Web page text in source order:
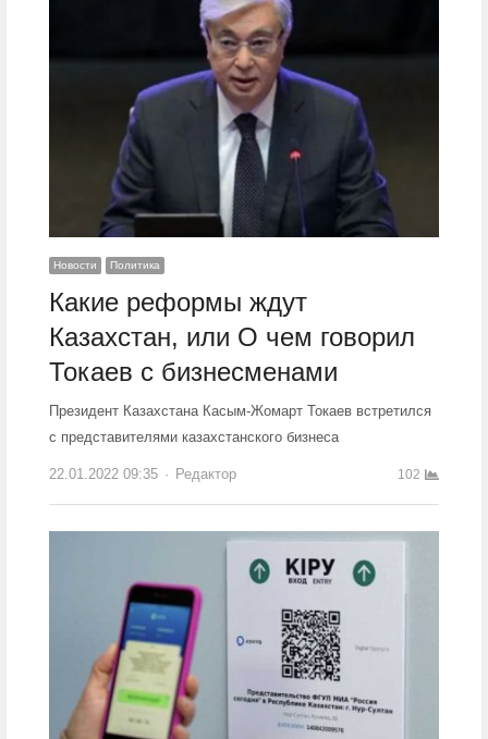
Новости Политика
Какие реформы ждут
Казахстан, или О чем говорил
Токаев с бизнесменами
Президент Казахстана Касым-Жомарт Токаев встретился
с представителями казахстанского бизнеса
22.01.2022 09:35 Author
Редактор 102